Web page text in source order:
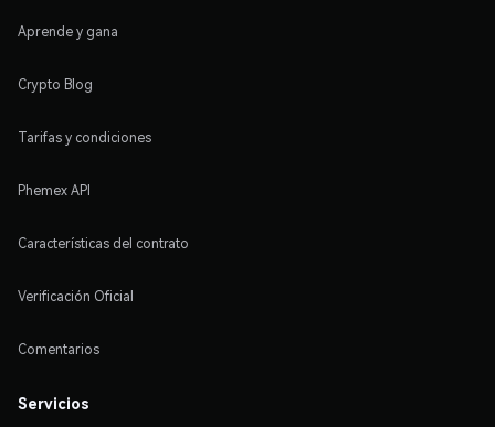
Aprende y gana
Crypto Blog
Tarifas y condiciones
Phemex API
Características del contrato
Verificación Oficial
Comentarios
Servicios